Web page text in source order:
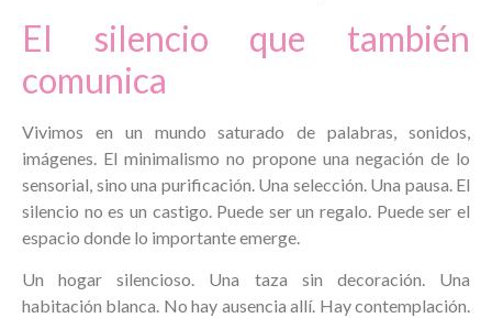
El silencio que también
comunica
Vivimos en un mundo saturado de palabras, sonidos,
imágenes. El minimalismo no propone una negación de lo
sensorial, sino una purificación. Una selección. Una pausa. El
silencio no es un castigo. Puede ser un regalo. Puede ser el
espacio donde lo importante emerge.
Un hogar silencioso. Una taza sin decoración. Una
habitación blanca. No hay ausencia allí. Hay contemplación.